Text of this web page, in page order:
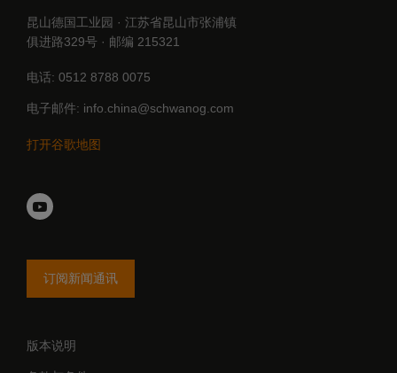
昆山德国工业园 · 江苏省昆山市张浦镇
俱进路329号 · 邮编 215321
电话 0512 8788 0075
电子邮件 info.china@schwanog.com
打开谷歌地图
YouTube
订阅新闻通讯
版本说明